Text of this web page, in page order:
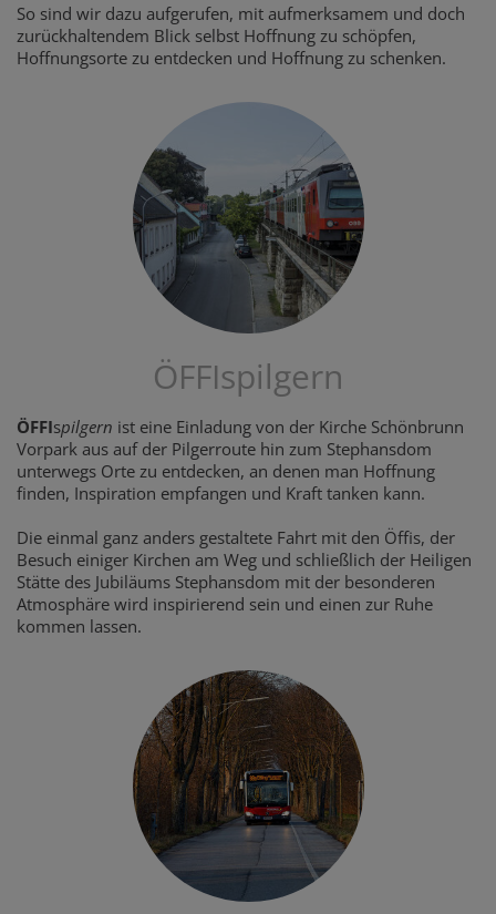
So sind wir dazu aufgerufen, mit aufmerksamem und doch
zurückhaltendem Blick selbst Hoffnung zu schöpfen,
Hoffnungsorte zu entdecken und Hoffnung zu schenken.
ÖFFIspilgern
ÖFFIspilgern ist eine Einladung von der Kirche Schönbrunn
Vorpark aus auf der Pilgerroute hin zum Stephansdom
unterwegs Orte zu entdecken, an denen man Hoffnung
finden, Inspiration empfangen und Kraft tanken kann.
Die einmal ganz anders gestaltete Fahrt mit den Öffis, der
Besuch einiger Kirchen am Weg und schließlich der Heiligen
Stätte des Jubiläums Stephansdom mit der besonderen
Atmosphäre wird inspirierend sein und einen zur Ruhe
kommen lassen.